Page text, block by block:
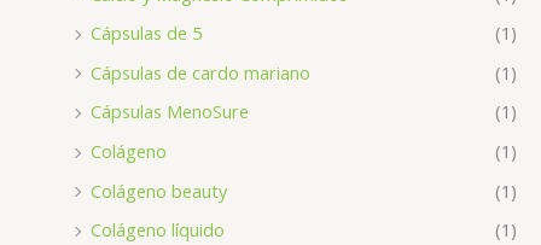
Cápsulas de 5
(1)
Cápsulas de cardo mariano
(1)
Cápsulas MenoSure
(1)
Colágeno
(1)
Colágeno beauty
(1)
Colágeno líquido
(1)